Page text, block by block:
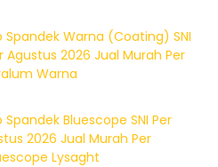
Spandek Warna (Coating) SNI
Agustus 2026 Jual Murah Per
Warna
Bluescope SNI Per
2026 Jual Murah Per
Lysaght